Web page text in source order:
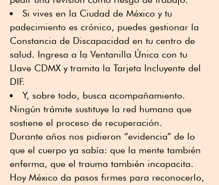
Si vives en la Ciudad de México y tu
padecimiento es crónico, puedes gestionar la
Constancia de Discapacidad en tu centro de
salud. Ingresa a la Ventanilla Única con tu
Llave CDMX y tramita la Tarjeta Incluyente del
DIF.
Y, sobre todo, busca acompañamiento.
Ningún trámite sustituye la red humana que
sostiene el proceso de recuperación.
Durante años nos pidieron “evidencia” de lo
que el cuerpo ya sabía: que la mente también
enferma, que el trauma también incapacita.
Hoy México da pasos firmes para reconocerlo,